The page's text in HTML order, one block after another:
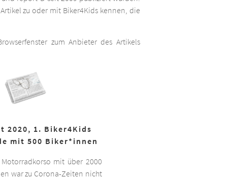
zu oder mit Biker4Kids kennen, die
zum Anbieter des Artikels
2020, 1. Biker4Kids
mit 500 Biker*innen
Motorradkorso mit über 2000
war zu Corona-Zeiten nicht